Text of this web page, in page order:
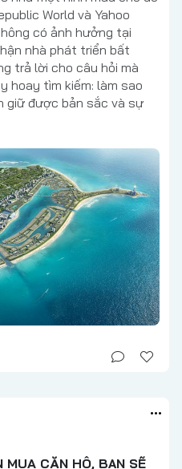
World và Yahoo
có ảnh hưởng tại
nhà phát triển bất
trả lời cho câu hỏi mà
hoay tìm kiếm: làm sao
giữ được bản sắc và sự
MUA CĂN HỘ, BẠN SẼ